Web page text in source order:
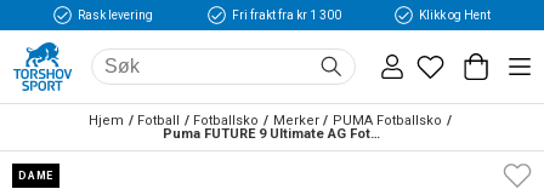
Rask levering Fri frakt fra kr 1 300 Klikk og Hent
Hjem Fotball Fotballsko Merker
PUMA Fotballsko
Puma FUTURE 9 Ultimate AG Fotballsko Dame Unleashed
DAME